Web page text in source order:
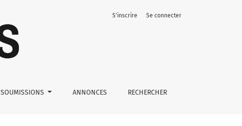
SOUMISSIONS ANNONCES RECHERCHER
S'inscrire Se connecter